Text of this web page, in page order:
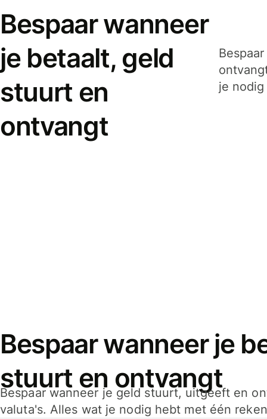
Bespaar wanneer
je betaalt, geld
stuurt en
ontvangt
je
Bespaar wanneer je
stuurt en ontvangt
Bespaar wanneer je geld stuurt, uitgeeft en
valuta's. Alles wat je nodig hebt met één